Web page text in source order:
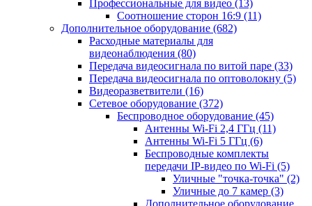
Профессиональные для видео (13)
Соотношение сторон 16:9 (11)
Дополнительное оборудование (682)
Расходные материалы для
видеонаблюдения (80)
Передача видеосигнала по витой паре (33)
Передача видеосигнала по оптоволокну (5)
Видеоразветвители (16)
Сетевое оборудование (372)
Беспроводное оборудование (45)
Антенны Wi-Fi 2,4 ГГц (11)
Антенны Wi-Fi 5 ГГц (6)
Беспроводные комплекты
передачи IP-видео по Wi-Fi (5)
Уличные "точка-точка" (2)
Уличные до 7 камер (3)
Дополнительное оборудование